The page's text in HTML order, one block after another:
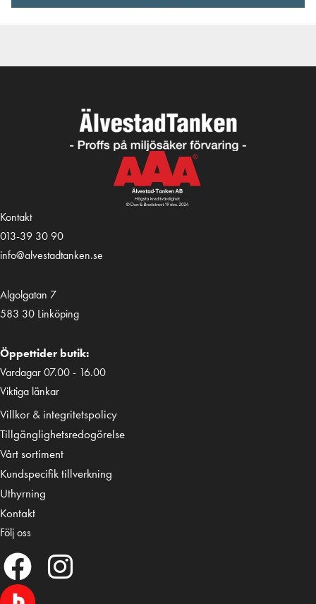
Kontakt
013-39 30 90
info@alvestadtanken.se
Algolgatan 7
583 30 Linköping
Öppettider butik:
Vardagar 07.00 - 16.00
Viktiga länkar
Villkor & integritetspolicy
Tillgänglighetsredogörelse
Vårt sortiment
Kundspecifik tillverkning
Uthyrning
Kontakt
Följ oss